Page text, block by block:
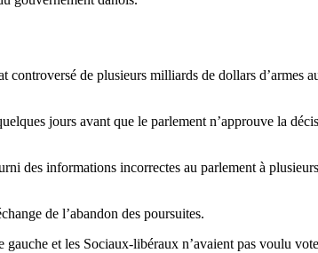
de plusieurs milliards de dollars d’armes
jours avant que le parlement n’approuve la
des informations incorrectes au parlement à
de l’abandon des poursuites.
et les Sociaux-libéraux n’avaient pas voulu